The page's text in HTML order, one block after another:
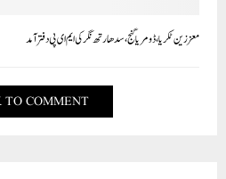
معززین ٹکریا ، ڈومریا گنج، سدھارتھ نگر کی ایم ای پی دفتر آمد
TO COMMENT